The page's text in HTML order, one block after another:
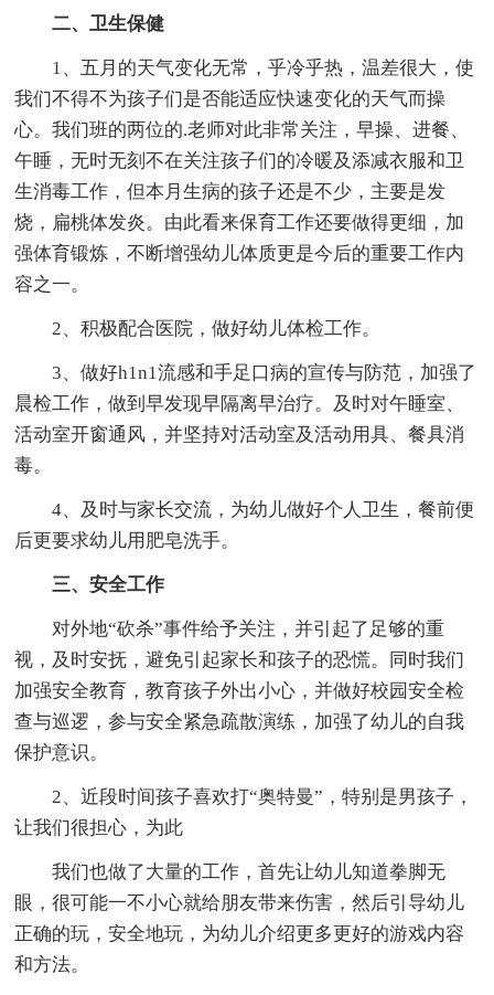
二、卫生保健
1、五月的天气变化无常，乎冷乎热，温差很大，使
我们不得不为孩子们是否能适应快速变化的天气而操
心。我们班的两位的.老师对此非常关注，早操、进餐、
午睡，无时无刻不在关注孩子们的冷暖及添减衣服和卫
生消毒工作，但本月生病的孩子还是不少，主要是发
烧，扁桃体发炎。由此看来保育工作还要做得更细，加
强体育锻炼，不断增强幼儿体质更是今后的重要工作内
容之一。
2、积极配合医院，做好幼儿体检工作。
3、做好h1n1流感和手足口病的宣传与防范，加强了
晨检工作，做到早发现早隔离早治疗。及时对午睡室、
活动室开窗通风，并坚持对活动室及活动用具、餐具消
毒。
4、及时与家长交流，为幼儿做好个人卫生，餐前便
后更要求幼儿用肥皂洗手。
三、安全工作
对外地“砍杀”事件给予关注，并引起了足够的重
视，及时安抚，避免引起家长和孩子的恐慌。同时我们
加强安全教育，教育孩子外出小心，并做好校园安全检
查与巡逻，参与安全紧急疏散演练，加强了幼儿的自我
保护意识。
2、近段时间孩子喜欢打“奥特曼”，特别是男孩子，
让我们很担心，为此
我们也做了大量的工作，首先让幼儿知道拳脚无
眼，很可能一不小心就给朋友带来伤害，然后引导幼儿
正确的玩，安全地玩，为幼儿介绍更多更好的游戏内容
和方法。